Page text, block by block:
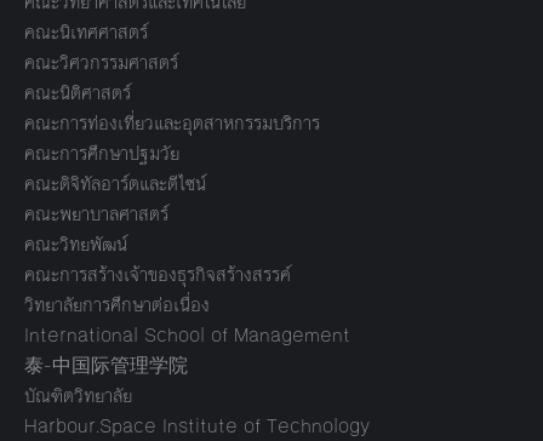
คณะนิเทศศาสตร์
คณะวิศวกรรมศาสตร์
คณะนิติศาสตร์
คณะการท่องเที่ยวและอุตสาหกรรมบริการ
คณะการศึกษาปฐมวัย
คณะดิจิทัลอาร์ตและดีไซน์
คณะพยาบาลศาสตร์
คณะวิทยพัฒน์
คณะการสร้างเจ้าของธุรกิจสร้างสรรค์
วิทยาลัยการศึกษาต่อเนื่อง
International School of Management
泰-中国际管理学院
บัณฑิตวิทยาลัย
Harbour.Space Institute of Technology